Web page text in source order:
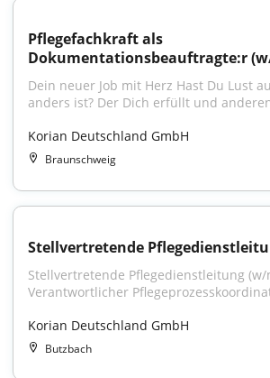
Pflegefachkraft als
Dokumentationsbeauftragte:r
Dein neuer Job mit Herz Hast Du Lust
anders ist? Der Dich erfüllt und
Korian Deutschland GmbH
Braunschweig
Stellvertretende
Stellvertretende Pflegedienstleitung (w/
Verantwortlicher
Korian Deutschland GmbH
Butzbach